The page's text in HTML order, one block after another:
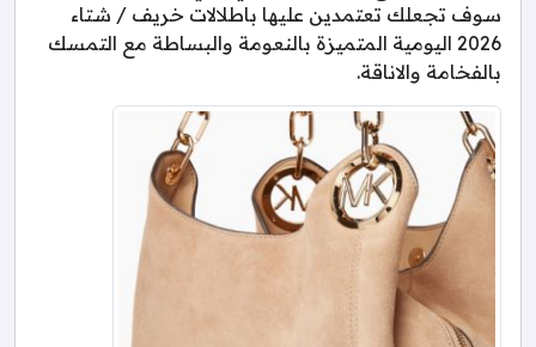
سوف تجعلك تعتمدين عليها باطلالات خريف / شتاء
2026 اليومية المتميزة بالنعومة والبساطة مع التمسك
بالفخامة والاناقة.